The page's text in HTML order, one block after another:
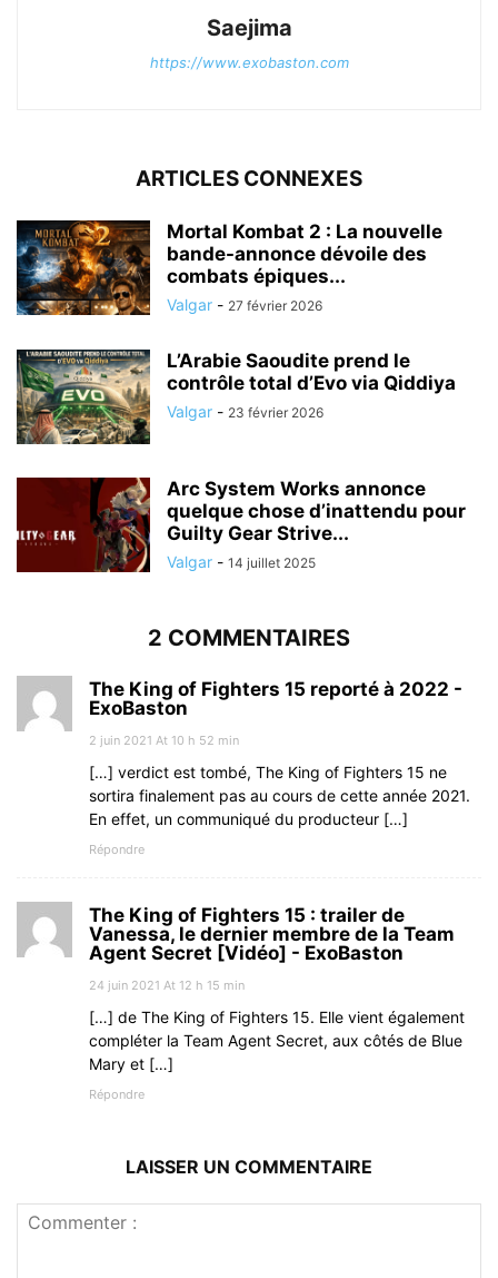
Saejima
https://www.exobaston.com
ARTICLES CONNEXES
Mortal Kombat 2 : La nouvelle
bande-annonce dévoile des
combats épiques...
Valgar - 27 février 2026
L’Arabie Saoudite prend le
contrôle total d’Evo via Qiddiya
Valgar - 23 février 2026
Arc System Works annonce
quelque chose d’inattendu pour
Guilty Gear Strive...
Valgar - 14 juillet 2025
2 COMMENTAIRES
The King of Fighters 15 reporté à 2022 -
ExoBaston
2 juin 2021 At 10 h 52 min
[…] verdict est tombé, The King of Fighters 15 ne
sortira finalement pas au cours de cette année 2021.
En effet, un communiqué du producteur […]
Répondre
The King of Fighters 15 : trailer de
Vanessa, le dernier membre de la Team
Agent Secret [Vidéo] - ExoBaston
24 juin 2021 At 12 h 15 min
[…] de The King of Fighters 15. Elle vient également
compléter la Team Agent Secret, aux côtés de Blue
Mary et […]
Répondre
LAISSER UN COMMENTAIRE